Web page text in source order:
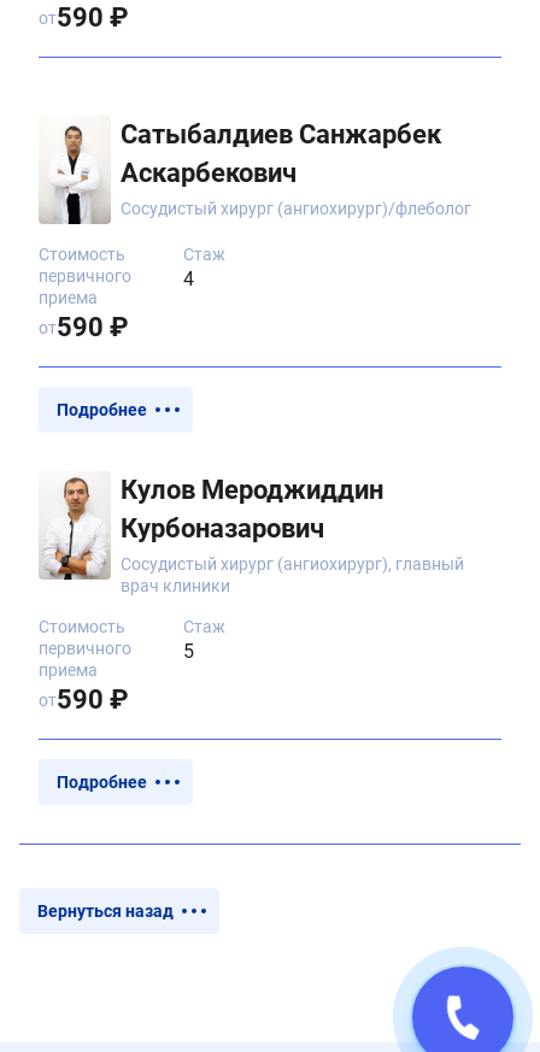
от590 ₽
Сатыбалдиев Санжарбек
Аскарбекович
Сосудистый хирург (ангиохирург)/флеболог
Стаж
4
Стоимость
первичного
приема
от590 ₽
Подробнее
Кулов Мероджиддин
Курбоназарович
Сосудистый хирург (ангиохирург), главный
врач клиники
Стаж
5
Стоимость
первичного
приема
от590 ₽
Подробнее
Вернуться назад